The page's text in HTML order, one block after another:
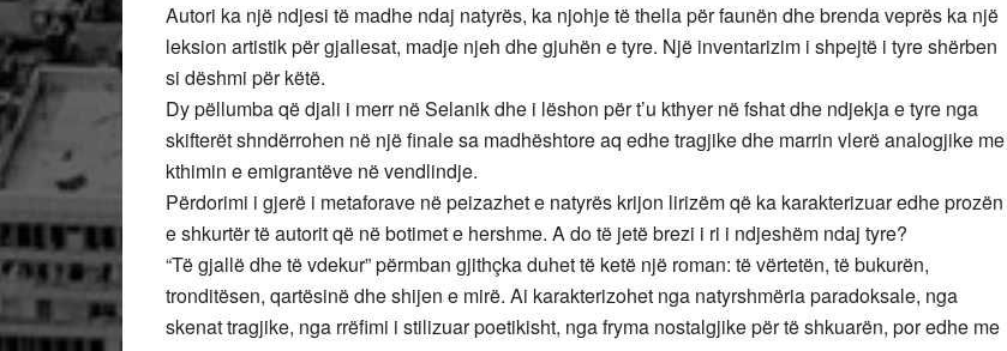
Autori ka një ndjesi të madhe ndaj natyrës, ka njohje të thella për faunën dhe brenda veprës ka një
leksion artistik për gjallesat, madje njeh dhe gjuhën e tyre. Një inventarizim i shpejtë i tyre shërben
si dëshmi për këtë.
Dy pëllumba që djali i merr në Selanik dhe i lëshon për t’u kthyer në fshat dhe ndjekja e tyre nga
skifterët shndërrohen në një finale sa madhështore aq edhe tragjike dhe marrin vlerë analogjike me
kthimin e emigrantëve në vendlindje.
Përdorimi i gjerë i metaforave në peizazhet e natyrës krijon lirizëm që ka karakterizuar edhe prozën
e shkurtër të autorit që në botimet e hershme. A do të jetë brezi i ri i ndjeshëm ndaj tyre?
“Të gjallë dhe të vdekur” përmban gjithçka duhet të ketë një roman: të vërtetën, të bukurën,
tronditësen, qartësinë dhe shijen e mirë. Ai karakterizohet nga natyrshmëria paradoksale, nga
skenat tragjike, nga rrëfimi i stilizuar poetikisht, nga fryma nostalgjike për të shkuarën, por edhe me